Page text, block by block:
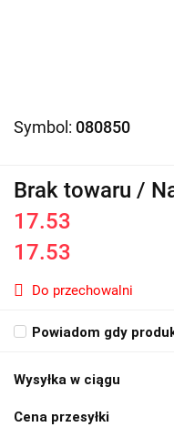
Symbol: 080850
Brak towaru /
17.53
17.53
Do przechowalni
Powiadom gdy
Wysyłka w ciągu
Cena przesyłki